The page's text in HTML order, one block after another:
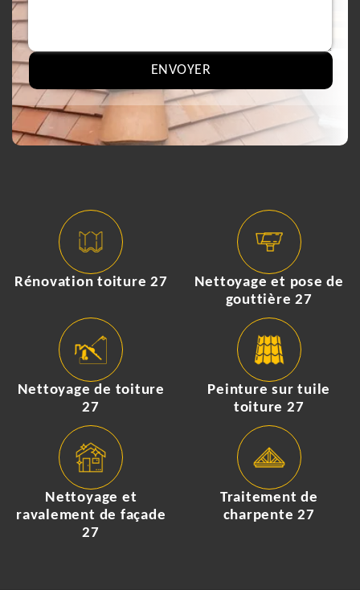
Rénovation toiture 27
Nettoyage et pose de
gouttière 27
Nettoyage de toiture
27
Peinture sur tuile
toiture 27
Nettoyage et
ravalement de façade
27
Traitement de
charpente 27